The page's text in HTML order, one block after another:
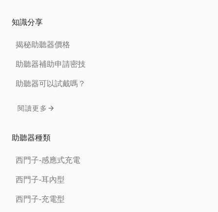
知識分享
揭秘助聽器價格
助聽器補助申請密技
助聽器可以試戴嗎？
閱讀更多
助聽器種類
西門子-感應式充電
西門子-耳內型
西門子-充電型